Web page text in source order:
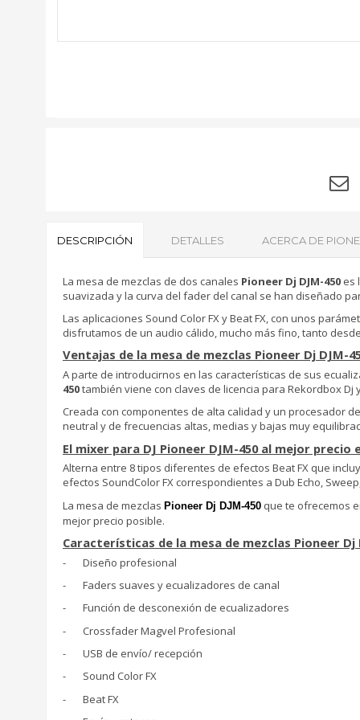
DESCRIPCIÓN DETALLES ACERCA DE
La mesa de mezclas de dos canales Pioneer Dj DJM-450es
suavizada y la curva del fader del canal se han diseñado
Las aplicaciones Sound Color FX y Beat FX, con unos
disfrutamos de un audio cálido, mucho más fino, tanto
Ventajas de la mesa de mezclas Pioneer Dj DJM-
A parte de introducirnos en las características de sus
450también viene con claves de licencia para Rekordbox
Creada con componentes de alta calidad y un procesador
neutral y de frecuencias altas, medias y bajas muy
El mixer para DJ Pioneer DJM-450 al mejor precio
Alterna entre 8 tipos diferentes de efectos Beat FX que
efectos SoundColor FX correspondientes a Dub Echo,
La mesa de mezclas Pioneer Dj DJM-450 que te ofrecemos
mejor precio posible.
Características de la mesa de mezclas Pioneer Dj
-
Diseño profesional
-
Faders suaves y ecualizadores de canal
-
Función de desconexión de ecualizadores
-
Crossfader Magvel Profesional
-
USB de envío/ recepción
-
Sound Color FX
-
Beat FX